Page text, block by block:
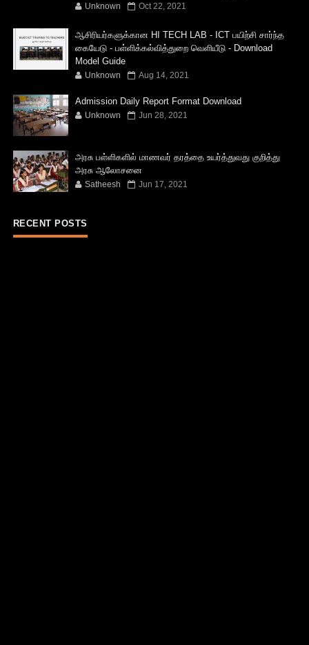
Unknown Oct 22, 2021
ஆசிரியர்களுக்கான HI TECH LAB - ICT பயிற்சி சார்ந்த
கையேடு - பள்ளிக்கல்வித்துறை வெளியீடு - Download
Model Guide
Unknown Aug 14, 2021
Admission Daily Report Format Download
Unknown Jun 28, 2021
அரசு பள்ளிகளில் மாணவர் தரத்தை உயர்த்துவது குறித்து
அரசு ஆலோசனை
Satheesh Jun 17, 2021
RECENT POSTS